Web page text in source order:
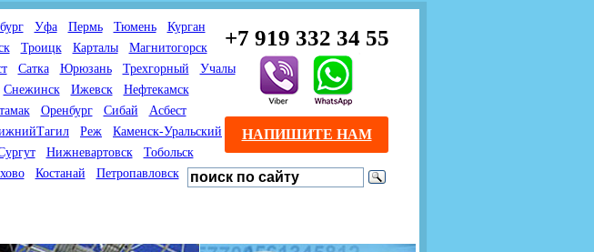
+7 919 332 34 55
Уфа Пермь Тюмень
Курган
Троицк Карталы
Магнитогорск
Сатка Юрюзань Трехгорный
Учалы
Снежинск Ижевск
Нефтекамск
Оренбург Сибай
Асбест
Реж
Каменск-Уральский
Нижневартовск
Тобольск
Костанай Петропавловск
НАПИШИТЕ НАМ